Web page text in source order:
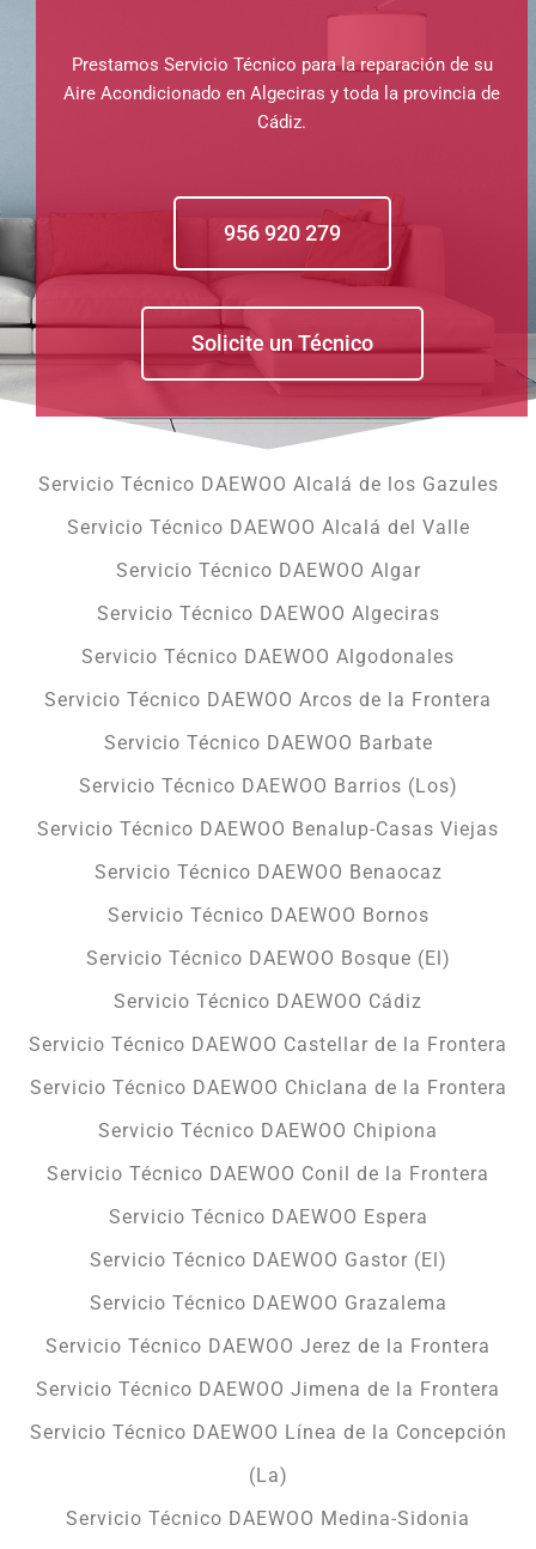
Prestamos Servicio Técnico para la reparación de su
Aire Acondicionado en Algeciras y toda la provincia de
Cádiz.
956 920 279
Solicite un Técnico
Servicio Técnico DAEWOO Alcalá de los Gazules
Servicio Técnico DAEWOO Alcalá del Valle
Servicio Técnico DAEWOO Algar
Servicio Técnico DAEWOO Algeciras
Servicio Técnico DAEWOO Algodonales
Servicio Técnico DAEWOO Arcos de la Frontera
Servicio Técnico DAEWOO Barbate
Servicio Técnico DAEWOO Barrios (Los)
Servicio Técnico DAEWOO Benalup-Casas Viejas
Servicio Técnico DAEWOO Benaocaz
Servicio Técnico DAEWOO Bornos
Servicio Técnico DAEWOO Bosque (El)
Servicio Técnico DAEWOO Cádiz
Servicio Técnico DAEWOO Castellar de la Frontera
Servicio Técnico DAEWOO Chiclana de la Frontera
Servicio Técnico DAEWOO Chipiona
Servicio Técnico DAEWOO Conil de la Frontera
Servicio Técnico DAEWOO Espera
Servicio Técnico DAEWOO Gastor (El)
Servicio Técnico DAEWOO Grazalema
Servicio Técnico DAEWOO Jerez de la Frontera
Servicio Técnico DAEWOO Jimena de la Frontera
Servicio Técnico DAEWOO Línea de la Concepción
(La)
Servicio Técnico DAEWOO Medina-Sidonia